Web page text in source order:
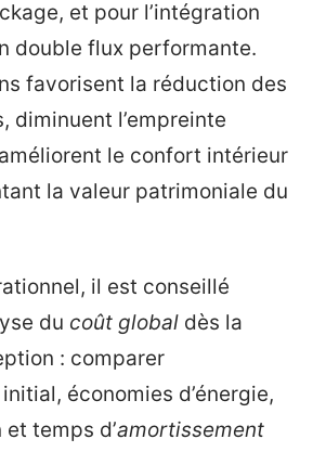
et pour l’intégration
double flux performante.
favorisent la réduction des
diminuent l’empreinte
le confort intérieur
la valeur patrimoniale du
il est conseillé
du coût global dès la
: comparer
économies d’énergie,
temps d’amortissement